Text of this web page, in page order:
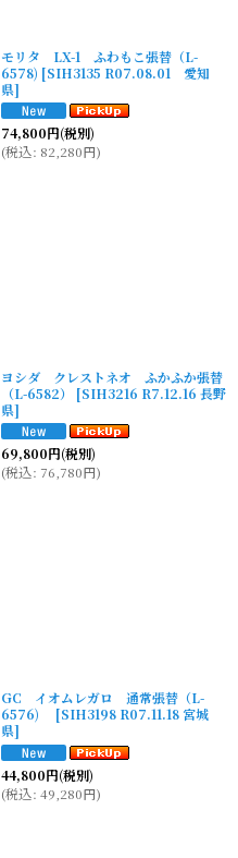
モリタ LX-1 ふわもこ張替（L-
6578) [SIH3135 R07.08.01 愛知
県]
74,800円(税別)
(税込: 82,280円)
ヨシダ クレストネオ ふかふか張替
（L-6582）
[SIH3216 R7.12.16 長野
県]
69,800円(税別)
(税込: 76,780円)
GC イオムレガロ 通常張替（L-
6576)
[SIH3198 R07.11.18 宮城
県]
44,800円(税別)
(税込: 49,280円)